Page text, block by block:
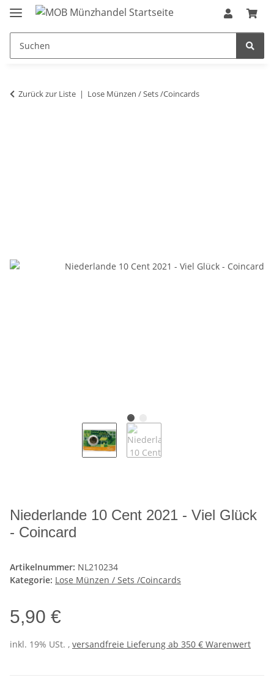
Zurück zur Liste Lose Münzen / Sets /Coincards
Niederlande 10 Cent 2021 - Viel Glück
- Coincard
Artikelnummer: NL210234
Kategorie: Lose Münzen / Sets /Coincards
5,90 €
inkl. 19% USt. , versandfreie Lieferung ab 350 € Warenwert